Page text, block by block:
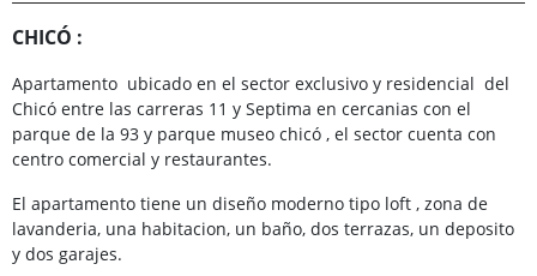
CHICÓ :
Apartamento ubicado en el sector exclusivo y residencial del
Chicó entre las carreras 11 y Septima en cercanias con el
parque de la 93 y parque museo chicó , el sector cuenta con
centro comercial y restaurantes.
El apartamento tiene un diseño moderno tipo loft , zona de
lavanderia, una habitacion, un baño, dos terrazas, un deposito
y dos garajes.